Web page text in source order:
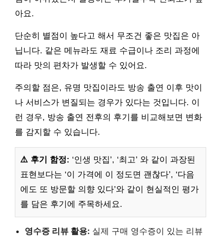
아요.
단순히 별점이 높다고 해서 무조건 좋은 맛집은 아
닙니다. 같은 메뉴라도 재료 수급이나 조리 과정에
따라 맛의 편차가 발생할 수 있어요.
주의할 점은, 유명 맛집이라도 방송 출연 이후 맛이
나 서비스가 변질되는 경우가 있다는 것입니다. 이
런 경우, 방송 출연 전후의 후기를 비교해보면 변화
를 감지할 수 있습니다.
⚠️ 후기 함정: ‘인생 맛집’, ‘최고’ 와 같이 과장된
표현보다는 ‘이 가격에 이 정도면 괜찮다’, ‘다음
에도 또 방문할 의향 있다’와 같이 현실적인 평가
를 담은 후기에 주목하세요.
영수증 리뷰 활용: 실제 구매 영수증이 있는 리뷰